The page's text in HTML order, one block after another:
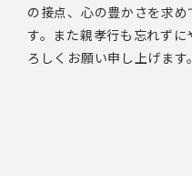
の接点、心の豊かさを求
す。また親孝行も忘れず
ろしくお願い申し上げます。